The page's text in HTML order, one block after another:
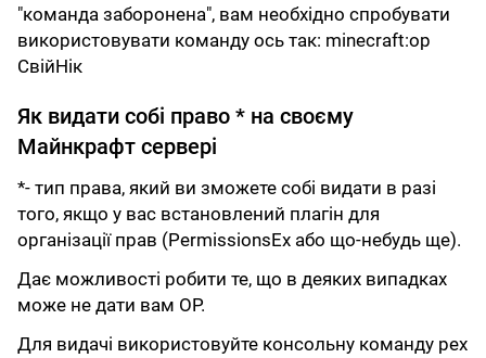
"команда заборонена", вам необхідно спробувати
використовувати команду ось так: minecraft:op
СвійНік
Як видати собі право * на своєму
Майнкрафт сервері
*- тип права, який ви зможете собі видати в разі
того, якщо у вас встановлений плагін для
організації прав (PermissionsEx або що-небудь ще).
Дає можливості робити те, що в деяких випадках
може не дати вам OP.
Для видачі використовуйте консольну команду pex